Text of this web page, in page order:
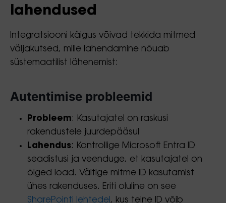
lahendused
Integratsiooni käigus võivad tekkida mitmed
väljakutsed, mille lahendamine nõuab
süstemaatilist lähenemist:
Autentimise probleemid
Probleem: Kasutajatel on raskusi
rakendustele juurdepääsul
Lahendus: Kontrollige Microsoft Entra ID
seadistusi ja veenduge, et kasutajatel on
õiged load. Vältige mitme ID kasutamist
ühes rakenduses. Eriti oluline on see
SharePointi lehtedel , kus teine ID võib